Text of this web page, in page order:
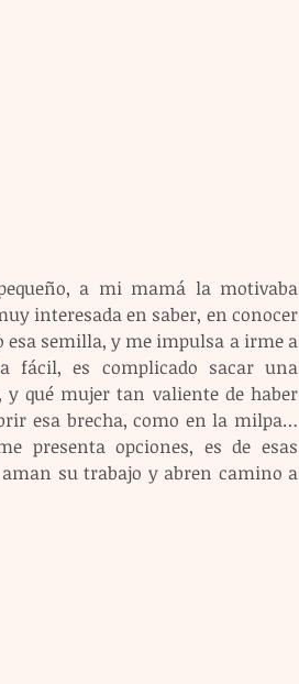
a mi mamá la motivaba
interesada en saber, en conocer
esa semilla, y me impulsa a irme a
fácil, es complicado sacar una
qué mujer tan valiente de haber
esa brecha, como en la milpa…
presenta opciones, es de esas
su trabajo y abren camino a